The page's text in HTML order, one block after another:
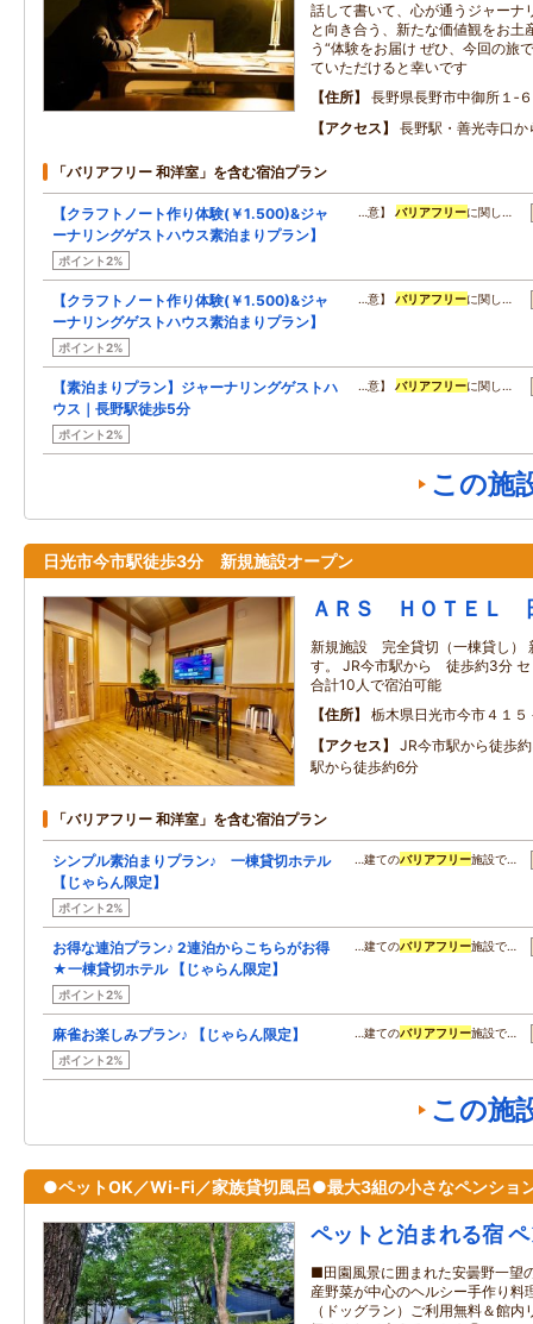
話して書いて、心が通うジャーナ
と向き合う、新たな価値観をお土
う“体験をお届け ぜひ、今回の旅
ていただけると幸いです
住所
長野県長野市中御所１‐
アクセス
長野駅・善光寺口か
「バリアフリー 和洋室」を含む宿泊プラン
【クラフトノート作り体験(￥1.500)&ジャ
ーナリングゲストハウス素泊まりプラン】
ポイント2%
…意】バリアフリーに関し…
【クラフトノート作り体験(￥1.500)&ジャ
ーナリングゲストハウス素泊まりプラン】
ポイント2%
…意】バリアフリーに関し…
【素泊まりプラン】ジャーナリングゲストハ
ウス｜長野駅徒歩5分
ポイント2%
…意】バリアフリーに関し…
この施
日光市今市駅徒歩3分 新規施設オープン
ＡＲＳ ＨＯＴＥＬ
新規施設 完全貸切（一棟貸し）
す。 JR今市駅から 徒歩約3分
合計10人で宿泊可能
住所
栃木県日光市今市４１５
アクセス
JR今市駅から徒歩
駅から徒歩約6分
「バリアフリー 和洋室」を含む宿泊プラン
シンプル素泊まりプラン♪ 一棟貸切ホテル
【じゃらん限定】
ポイント2%
…建てのバリアフリー施設で…
お得な連泊プラン♪ 2連泊からこちらがお得
★一棟貸切ホテル 【じゃらん限定】
ポイント2%
…建てのバリアフリー施設で…
麻雀お楽しみプラン♪ 【じゃらん限定】
ポイント2%
…建てのバリアフリー施設で…
この施
●ペットOK／Wi-Fi／家族貸切風呂●最大3組の小さなペンショ
ペットと泊まれる宿
■田園風景に囲まれた安曇野一望
産野菜が中心のヘルシー手作り
（ドッグラン）ご利用無料＆館